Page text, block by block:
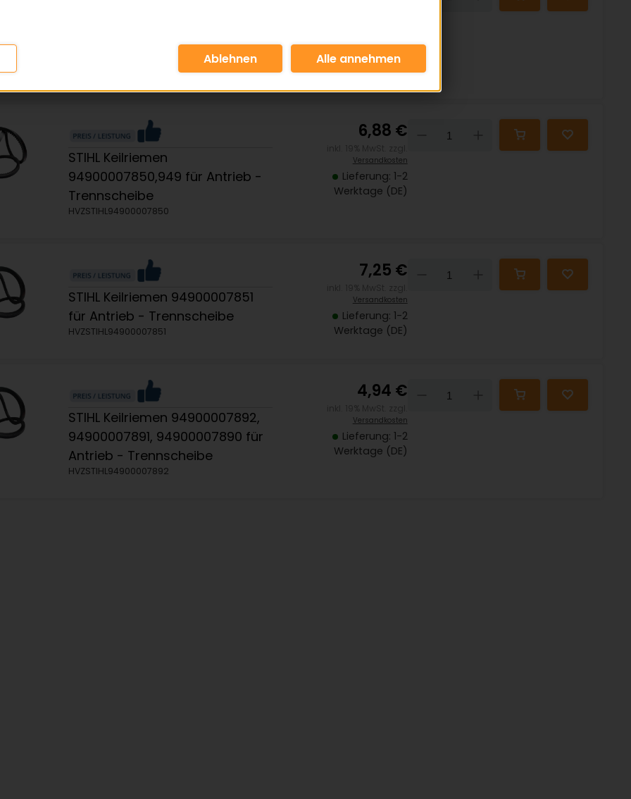
Werktage (DE)
STIHL Keilriemen
94900007850,949 für Antrieb -
Trennscheibe
HVZSTIHL94900007850
6,88 €
Versandkosten
Lieferung: 1-2
Werktage (DE)
Down
STIHL Keilriemen 94900007851
für Antrieb - Trennscheibe
HVZSTIHL94900007851
7,25 €
Versandkosten
Lieferung: 1-2
Werktage (DE)
Down
STIHL Keilriemen 94900007892,
94900007891, 94900007890 für
Antrieb - Trennscheibe
HVZSTIHL94900007892
4,94 €
Versandkosten
Lieferung: 1-2
Werktage (DE)
Down